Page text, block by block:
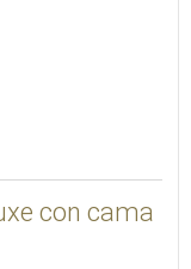
con cama